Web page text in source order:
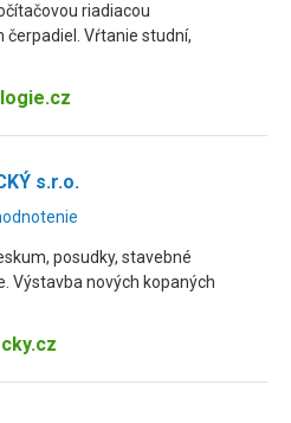
riadiacou
čerpadiel. Vŕtanie studní,
s.r.o.
posudky, stavebné
Výstavba nových kopaných